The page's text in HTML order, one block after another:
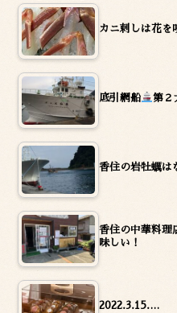
カニ刺しは花を
底引網船 第２
香住の岩牡蠣は
香住の中華料理
味しい！
2022.3.15.…